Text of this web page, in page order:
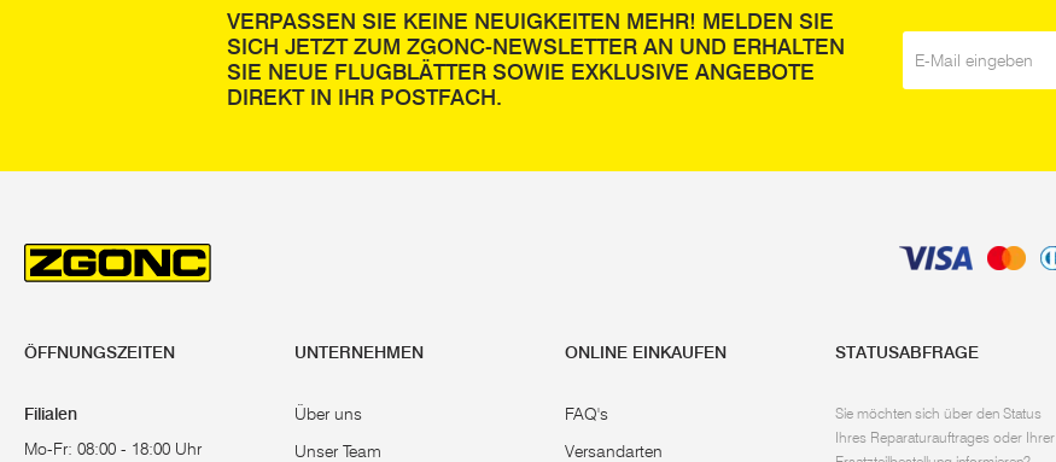
VERPASSEN SIE KEINE NEUIGKEITEN MEHR! MELDEN SIE
SICH JETZT ZUM ZGONC-NEWSLETTER AN UND ERHALTEN
SIE NEUE FLUGBLÄTTER SOWIE EXKLUSIVE ANGEBOTE
DIREKT IN IHR POSTFACH.
ÖFFNUNGSZEITEN
Filialen
Mo-Fr: 08:00 - 18:00 Uhr
UNTERNEHMEN
Über uns
Unser Team
ONLINE EINKAUFEN
FAQ's
Versandarten
STATUSABFRAGE
Sie möchten sich über den Status
Ihres Reparaturauftrages oder Ihrer